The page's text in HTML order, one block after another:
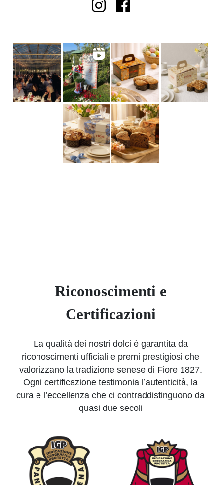
Riconoscimenti e
Certificazioni
La qualità dei nostri dolci è garantita da
riconoscimenti ufficiali e premi prestigiosi che
valorizzano la tradizione senese di Fiore 1827.
Ogni certificazione testimonia l’autenticità, la
cura e l’eccellenza che ci contraddistinguono da
quasi due secoli